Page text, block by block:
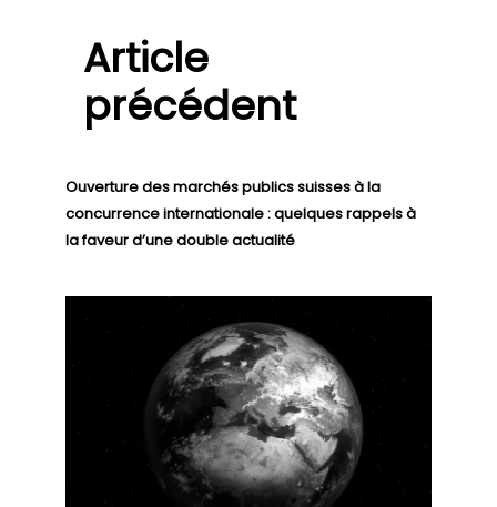
Article
précédent
Ouverture des marchés publics suisses à la
concurrence internationale : quelques rappels à
la faveur d’une double actualité